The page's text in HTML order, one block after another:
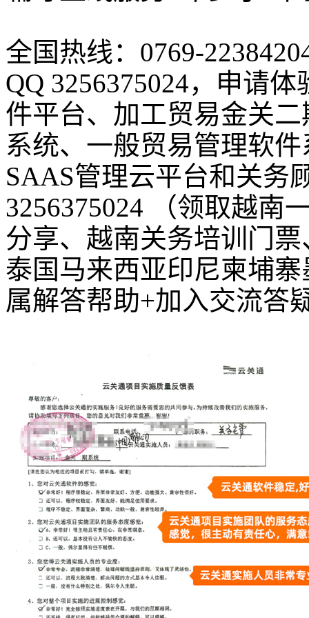
全国热线：0769-
QQ 3256375024，申请
件平台、加工贸易金关
系统、一般贸易管理软
SAAS管理云平台和关务
3256375024 （领取越南
分享、越南关务培训门
泰国马来西亚印尼柬埔
属解答帮助+加入交流答